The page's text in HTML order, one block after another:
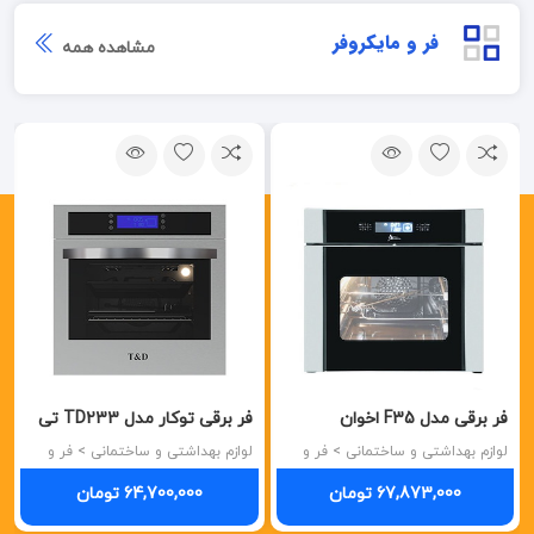
فر و مایکروفر مشاهده همه
فر برقی مدل F35 اخوان
AKHAVAN
لوازم بهداشتی و ساختمانی > فر و
مایکروفر
67,873,000 تومان
فر برقی توکار مدل TD233 تی
اند دی T&D
لوازم بهداشتی و ساختمانی > فر و
مایکروفر
64,700,000 تومان